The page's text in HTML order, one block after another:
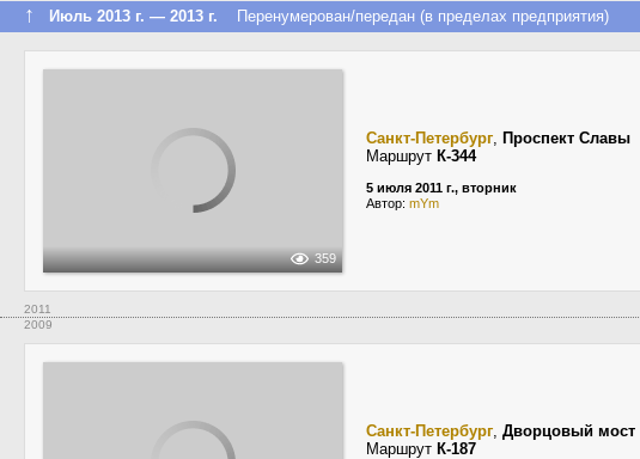
↑ Июль 2013 г. — 2013 г. Перенумерован/передан (в пределах предприятия)
359
Санкт-Петербург, Проспект Славы
Маршрут К-344
5 июля 2011 г., вторник
Автор: mYm
2011
2009
Санкт-Петербург, Дворцовый мост
Маршрут К-187